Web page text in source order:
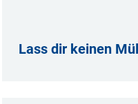
Lass dir keinen